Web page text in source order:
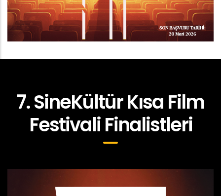
7. SineKültür Kısa Film
Festivali Finalistleri